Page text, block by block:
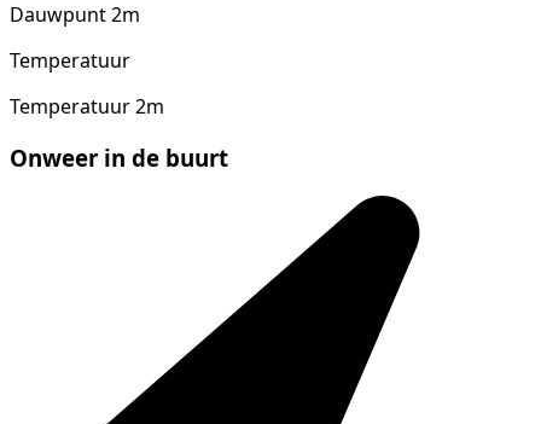
Dauwpunt 2m
Temperatuur
Temperatuur 2m
Onweer in de buurt